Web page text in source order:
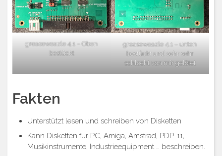
greaseweazle 4.1 – Oben
bestückt
greaseweazle 4.1 – unten
bestückt und sehr sehr
schlecht von mir gelötet
Fakten
Unterstützt lesen und schreiben von Disketten
Kann Disketten für PC, Amiga, Amstrad, PDP-11,
Musikinstrumente, Industrieequipment … beschreiben.